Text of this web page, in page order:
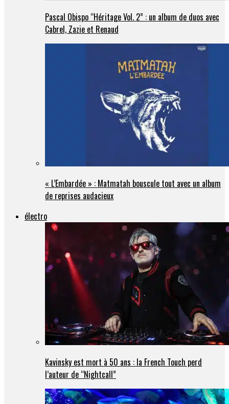
Pascal Obispo “Héritage Vol. 2” : un album de duos avec
Cabrel, Zazie et Renaud
« L’Embardée » : Matmatah bouscule tout avec un album
de reprises audacieux
électro
Kavinsky est mort à 50 ans : la French Touch perd
l’auteur de “Nightcall”